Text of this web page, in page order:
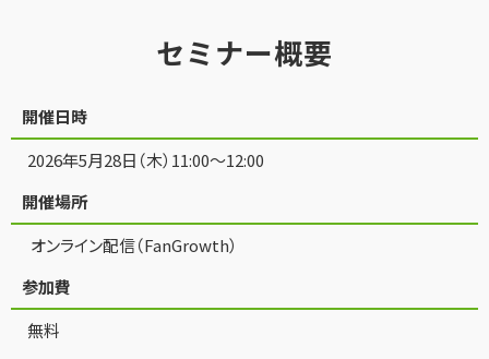
セミナー概要
開催日時
2026年5月28日（木）11:00〜12:00
開催場所
オンライン配信（FanGrowth）
参加費
無料